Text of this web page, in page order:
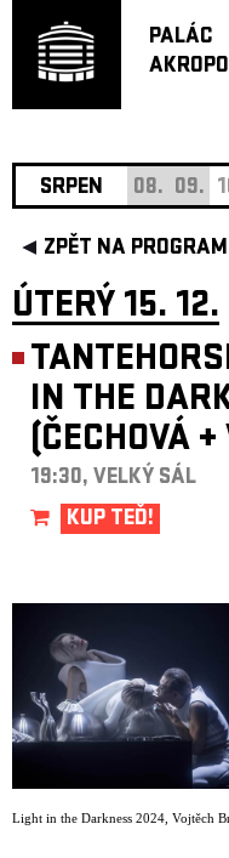
PALÁC
SRPEN 08. 09.
ZPĚT NA PROGRAM
ÚTERÝ 15. 12.
IN THE
(ČECHOVÁ +
19:30, VELKÝ SÁL
KUP TEĎ!
Light in the Darkness 2024 Vojtěch